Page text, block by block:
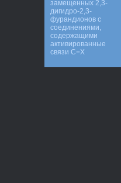
замещенных 2,3-
дигидро-2,3-
фурандионов с
соединениями,
содержащими
активированные
связи С=Х